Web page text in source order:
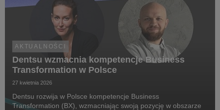
AKTUALNOŚCI
Dentsu wzmacnia kompetencje Business
Transformation w Polsce
27 kwietnia 2026
Dentsu rozwija w Polsce kompetencje Business
Transformation (BX), wzmacniając swoją pozycję w obszarze